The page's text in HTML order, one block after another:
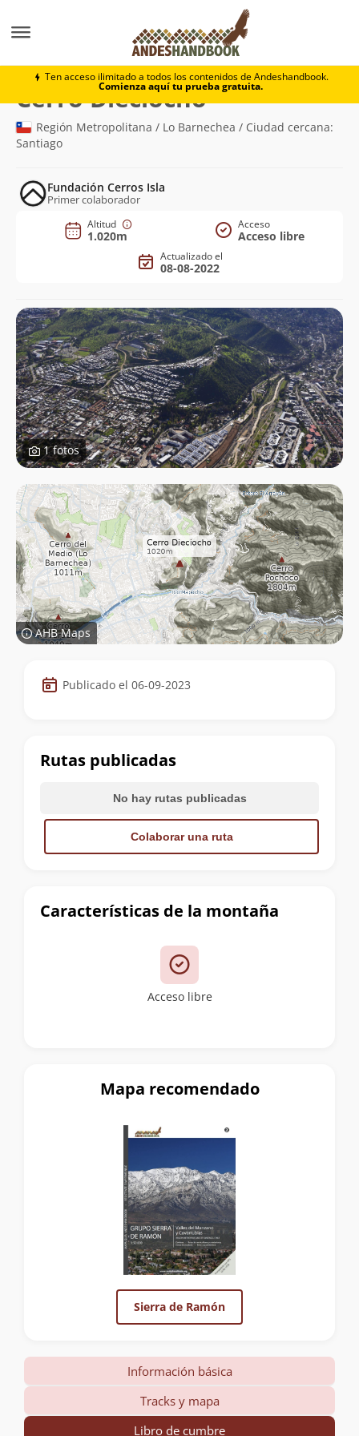
Ten acceso ilimitado a todos los contenidos de Andeshandbook.
Comienza aquí tu prueba gratuita.
Cerro Dieciocho
Cerro Dieciocho(1.020m)
Región Metropolitana / Lo Barnechea / Ciudad cercana:
Santiago
Fundación Cerros Isla
Primer colaborador
Altitud
1.020m
Acceso
Acceso libre
Actualizado el
08-08-2022
1 fotos
AHB Maps
Datos
de
cumbre
Publicado el 06-09-2023
Características de la montaña
Acceso libre
Rutas publicadas
No hay rutas publicadas
Colaborar una ruta
Mapa recomendado
Sierra de Ramón
Información básica
Tracks y mapa
Libro de cumbre